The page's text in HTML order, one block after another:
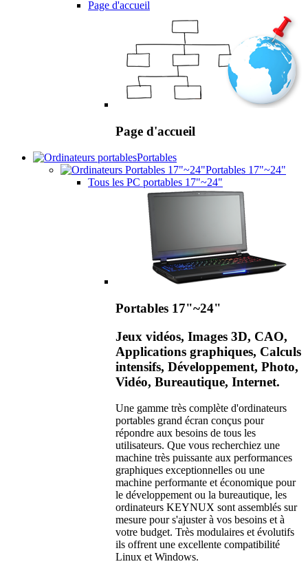
Page d'accueil
Page d'accueil
Portables
Portables 17"~24"
Tous les PC portables 17"~24"
Portables 17"~24"
Jeux vidéos, Images 3D, CAO,
Applications graphiques, Calculs
intensifs, Développement, Photo,
Vidéo, Bureautique, Internet.
Une gamme très complète d'ordinateurs
portables grand écran conçus pour
répondre aux besoins de tous les
utilisateurs. Que vous recherchiez une
machine très puissante aux performances
graphiques exceptionnelles ou une
machine performante et économique pour
le développement ou la bureautique, les
ordinateurs KEYNUX sont assemblés sur
mesure pour s'ajuster à vos besoins et à
votre budget. Très modulaires et évolutifs
ils offrent une excellente compatibilité
Linux et Windows.